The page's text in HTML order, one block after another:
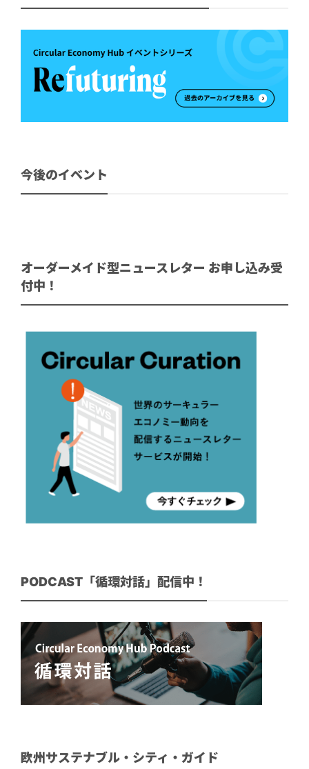
今後のイベント
オーダーメイド型ニュースレター お申し込み受
付中！
PODCAST「循環対話」配信中！
欧州サステナブル・シティ・ガイド